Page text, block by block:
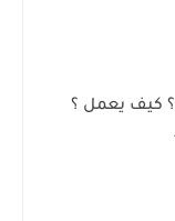
كيف يعمل ؟